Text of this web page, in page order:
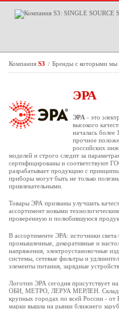
Компания S3 / Бренды с которыми мы
ЭРА
ЭРА - это
высокого
началась более
прочное
российских
моделей и строго следит за
сертифицированы и соответствуют
разрабатывает продукцию с
приборы могут быть не только
привлекательными.
Товары ЭРА призваны улучшать
ассортимент новыми
проверенную и полюбившуюся
В ассортименте ЭРА: источники
промышленные, декоративные и
напряжения, электроустановочные
системы, сетевые фильтры и
элементы питания, зарядные
Логотип ЭРА сегодня присутствует
ОБИ, МЕТРО, ЛЕРУА МЕРЛЕН. Склады с
крупных городах по всей России - от
марки вышла на рынки ближнего